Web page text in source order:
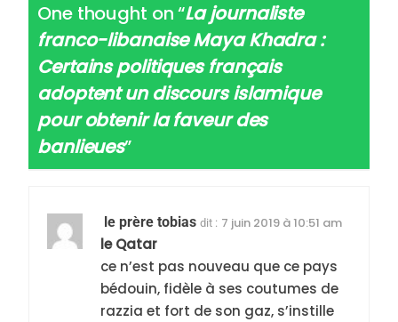
One thought on “La journaliste
franco-libanaise Maya Khadra :
Certains politiques français
adoptent un discours islamique
pour obtenir la faveur des
banlieues”
le prère tobias dit : 7 juin 2019 à 10:51 am
le Qatar
ce n’est pas nouveau que ce pays
bédouin, fidèle à ses coutumes de
razzia et fort de son gaz, s’instille
2025, l’année la plus
meurtrière selon le
rapport d’ADL contre
l’antisémitisme
FRANCE ISRAÉL